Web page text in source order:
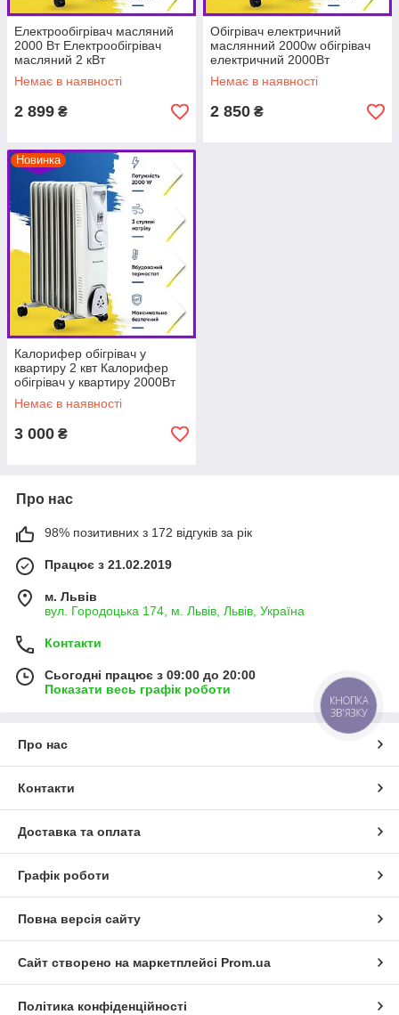
Електрообігрівач масляний
2000 Вт Електрообігрівач
масляний 2 кВт
Електрообігрівач масляний
2000w
Немає в наявності
2 899 ₴
Обігрівач електричний
маслянний 2000w обігрівач
електричний 2000Вт
Немає в наявності
2 850 ₴
Новинка
Калорифер обігрівач у
квартиру 2 квт Калорифер
обігрівач у квартиру 2000Вт
Немає в наявності
3 000 ₴
Про нас
98% позитивних з 172 відгуків за рік
Працює з 21.02.2019
м. Львів
вул. Городоцька 174, м. Львів, Львів, Україна
Контакти
Сьогодні працює з 09:00 до 20:00
Показати весь графік роботи
Про нас
Контакти
Доставка та оплата
Графік роботи
Повна версія сайту
Сайт створено на маркетплейсі Prom.ua
Політика конфіденційності
КНОПКА
ЗВ'ЯЗКУ